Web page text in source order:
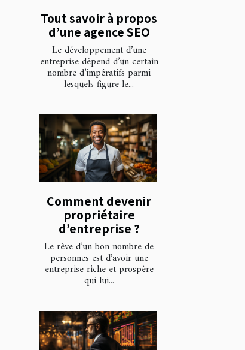
Tout savoir à propos
d’une agence SEO
Le développement d’une
entreprise dépend d’un certain
nombre d’impératifs parmi
lesquels figure le...
Comment devenir
propriétaire
d’entreprise ?
Le rêve d’un bon nombre de
personnes est d’avoir une
entreprise riche et prospère
qui lui...